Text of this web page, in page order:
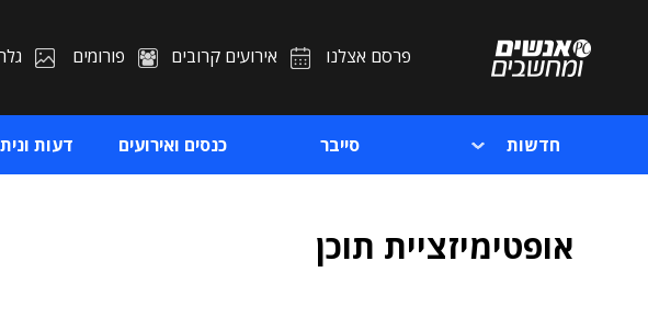
פרסם אצלנו אירועים קרובים פורומים
חדשות סייבר כנסים ואירועים דעות
אופטימיזציית תוכן